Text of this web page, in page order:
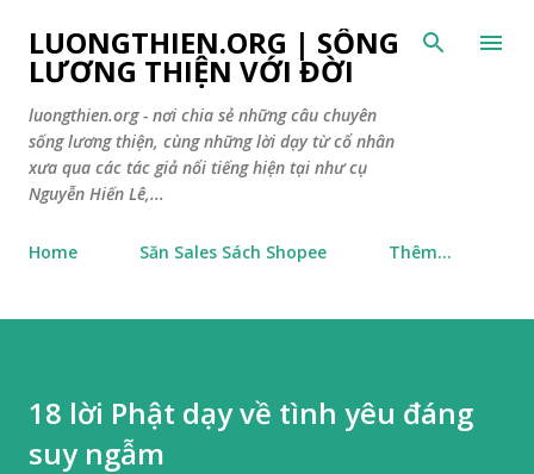
Chuyển đến nội dung chính
LUONGTHIEN.ORG | SỐNG
LƯƠNG THIỆN VỚI ĐỜI
luongthien.org - nơi chia sẻ những câu chuyên
sống lương thiện, cùng những lời dạy từ cổ nhân
xưa qua các tác giả nổi tiếng hiện tại như cụ
Nguyễn Hiến Lê,...
Home Săn Sales Sách Shopee Thêm…
18 lời Phật dạy về tình yêu đáng
suy ngẫm